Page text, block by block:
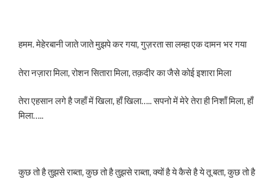
हमम. मेहेरबानी जाते जाते मुझपे कर गया, गुज़रता सा लम्हा एक दामन भर गया
तेरा नज़ारा मिला, रोशन सितारा मिला, तक़दीर का जैसे कोई इशारा मिला
तेरा एहसान लगे है जहाँ में खिला, हाँ खिला….. सपनो में मेरे तेरा ही निशाँ मिला, हाँ
मिला…..
कुछ तो है तुझसे राब्ता, कुछ तो है तुझसे राब्ता, क्यों है ये कैसे है ये तू बता, कुछ तो है